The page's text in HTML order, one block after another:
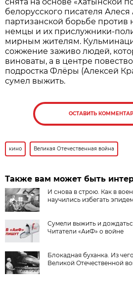
белорусского писателя
партизанской борьбе против
немцы и их прислужники-
мирным жителям.
сожжение заживо людей,
виноваты, а в центре
подростка Флёры (Алексей
сумел выжить.
ОСТАВИТЬ
кино Великая Отечественная война
Также вам может быть
И снова в строю. Как в
научились избегать
Сумели выжить и
Читатели «АиФ» о войне
Блокадная буханка. Из
Великой Отечественной